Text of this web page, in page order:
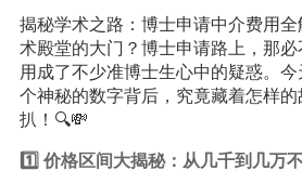
揭秘学术之路：博士申请中介费用
术殿堂的大门？博士申请路上，那
用成了不少准博士生心中的疑惑。
个神秘的数字背后，究竟藏着怎样
扒！🔍💸
1️⃣ 价格区间大揭秘：从几千到几万